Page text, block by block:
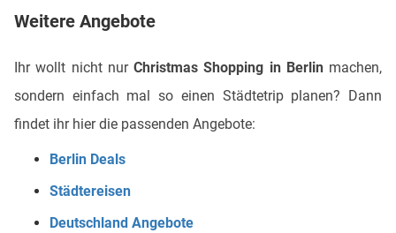
Weitere Angebote
Ihr wollt nicht nur Christmas Shopping in Berlinmachen,
sondern einfach mal so einen Städtetrip planen? Dann
findet ihr hier die passenden Angebote:
Berlin Deals
Städtereisen
Deutschland Angebote